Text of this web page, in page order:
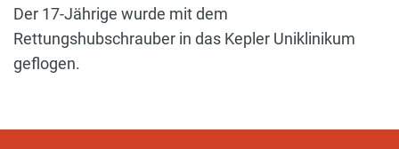
Der 17-Jährige wurde mit dem
Rettungshubschrauber in das Kepler Uniklinikum
geflogen.